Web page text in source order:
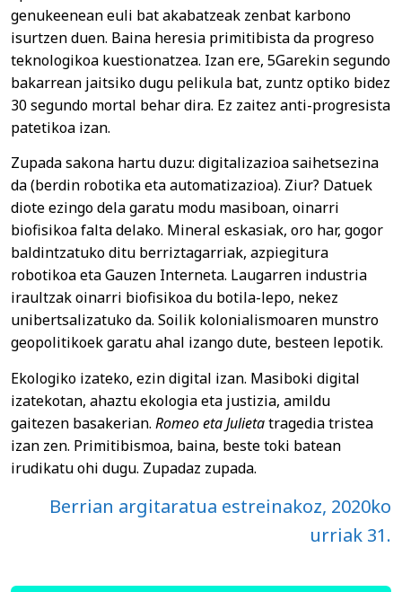
genukeenean euli bat akabatzeak zenbat karbono
isurtzen duen. Baina heresia primitibista da progreso
teknologikoa kuestionatzea. Izan ere, 5Garekin segundo
bakarrean jaitsiko dugu pelikula bat, zuntz optiko bidez
30 segundo mortal behar dira. Ez zaitez anti-progresista
patetikoa izan.
Zupada sakona hartu duzu: digitalizazioa saihetsezina
da (berdin robotika eta automatizazioa). Ziur? Datuek
diote ezingo dela garatu modu masiboan, oinarri
biofisikoa falta delako. Mineral eskasiak, oro har, gogor
baldintzatuko ditu berriztagarriak, azpiegitura
robotikoa eta Gauzen Interneta. Laugarren industria
iraultzak oinarri biofisikoa du botila-lepo, nekez
unibertsalizatuko da. Soilik kolonialismoaren munstro
geopolitikoek garatu ahal izango dute, besteen lepotik.
Ekologiko izateko, ezin digital izan. Masiboki digital
izatekotan, ahaztu ekologia eta justizia, amildu
gaitezen basakerian. Romeo eta Julietatragedia tristea
izan zen. Primitibismoa, baina, beste toki batean
irudikatu ohi dugu. Zupadaz zupada.
Berrian argitaratua estreinakoz, 2020ko
urriak 31.